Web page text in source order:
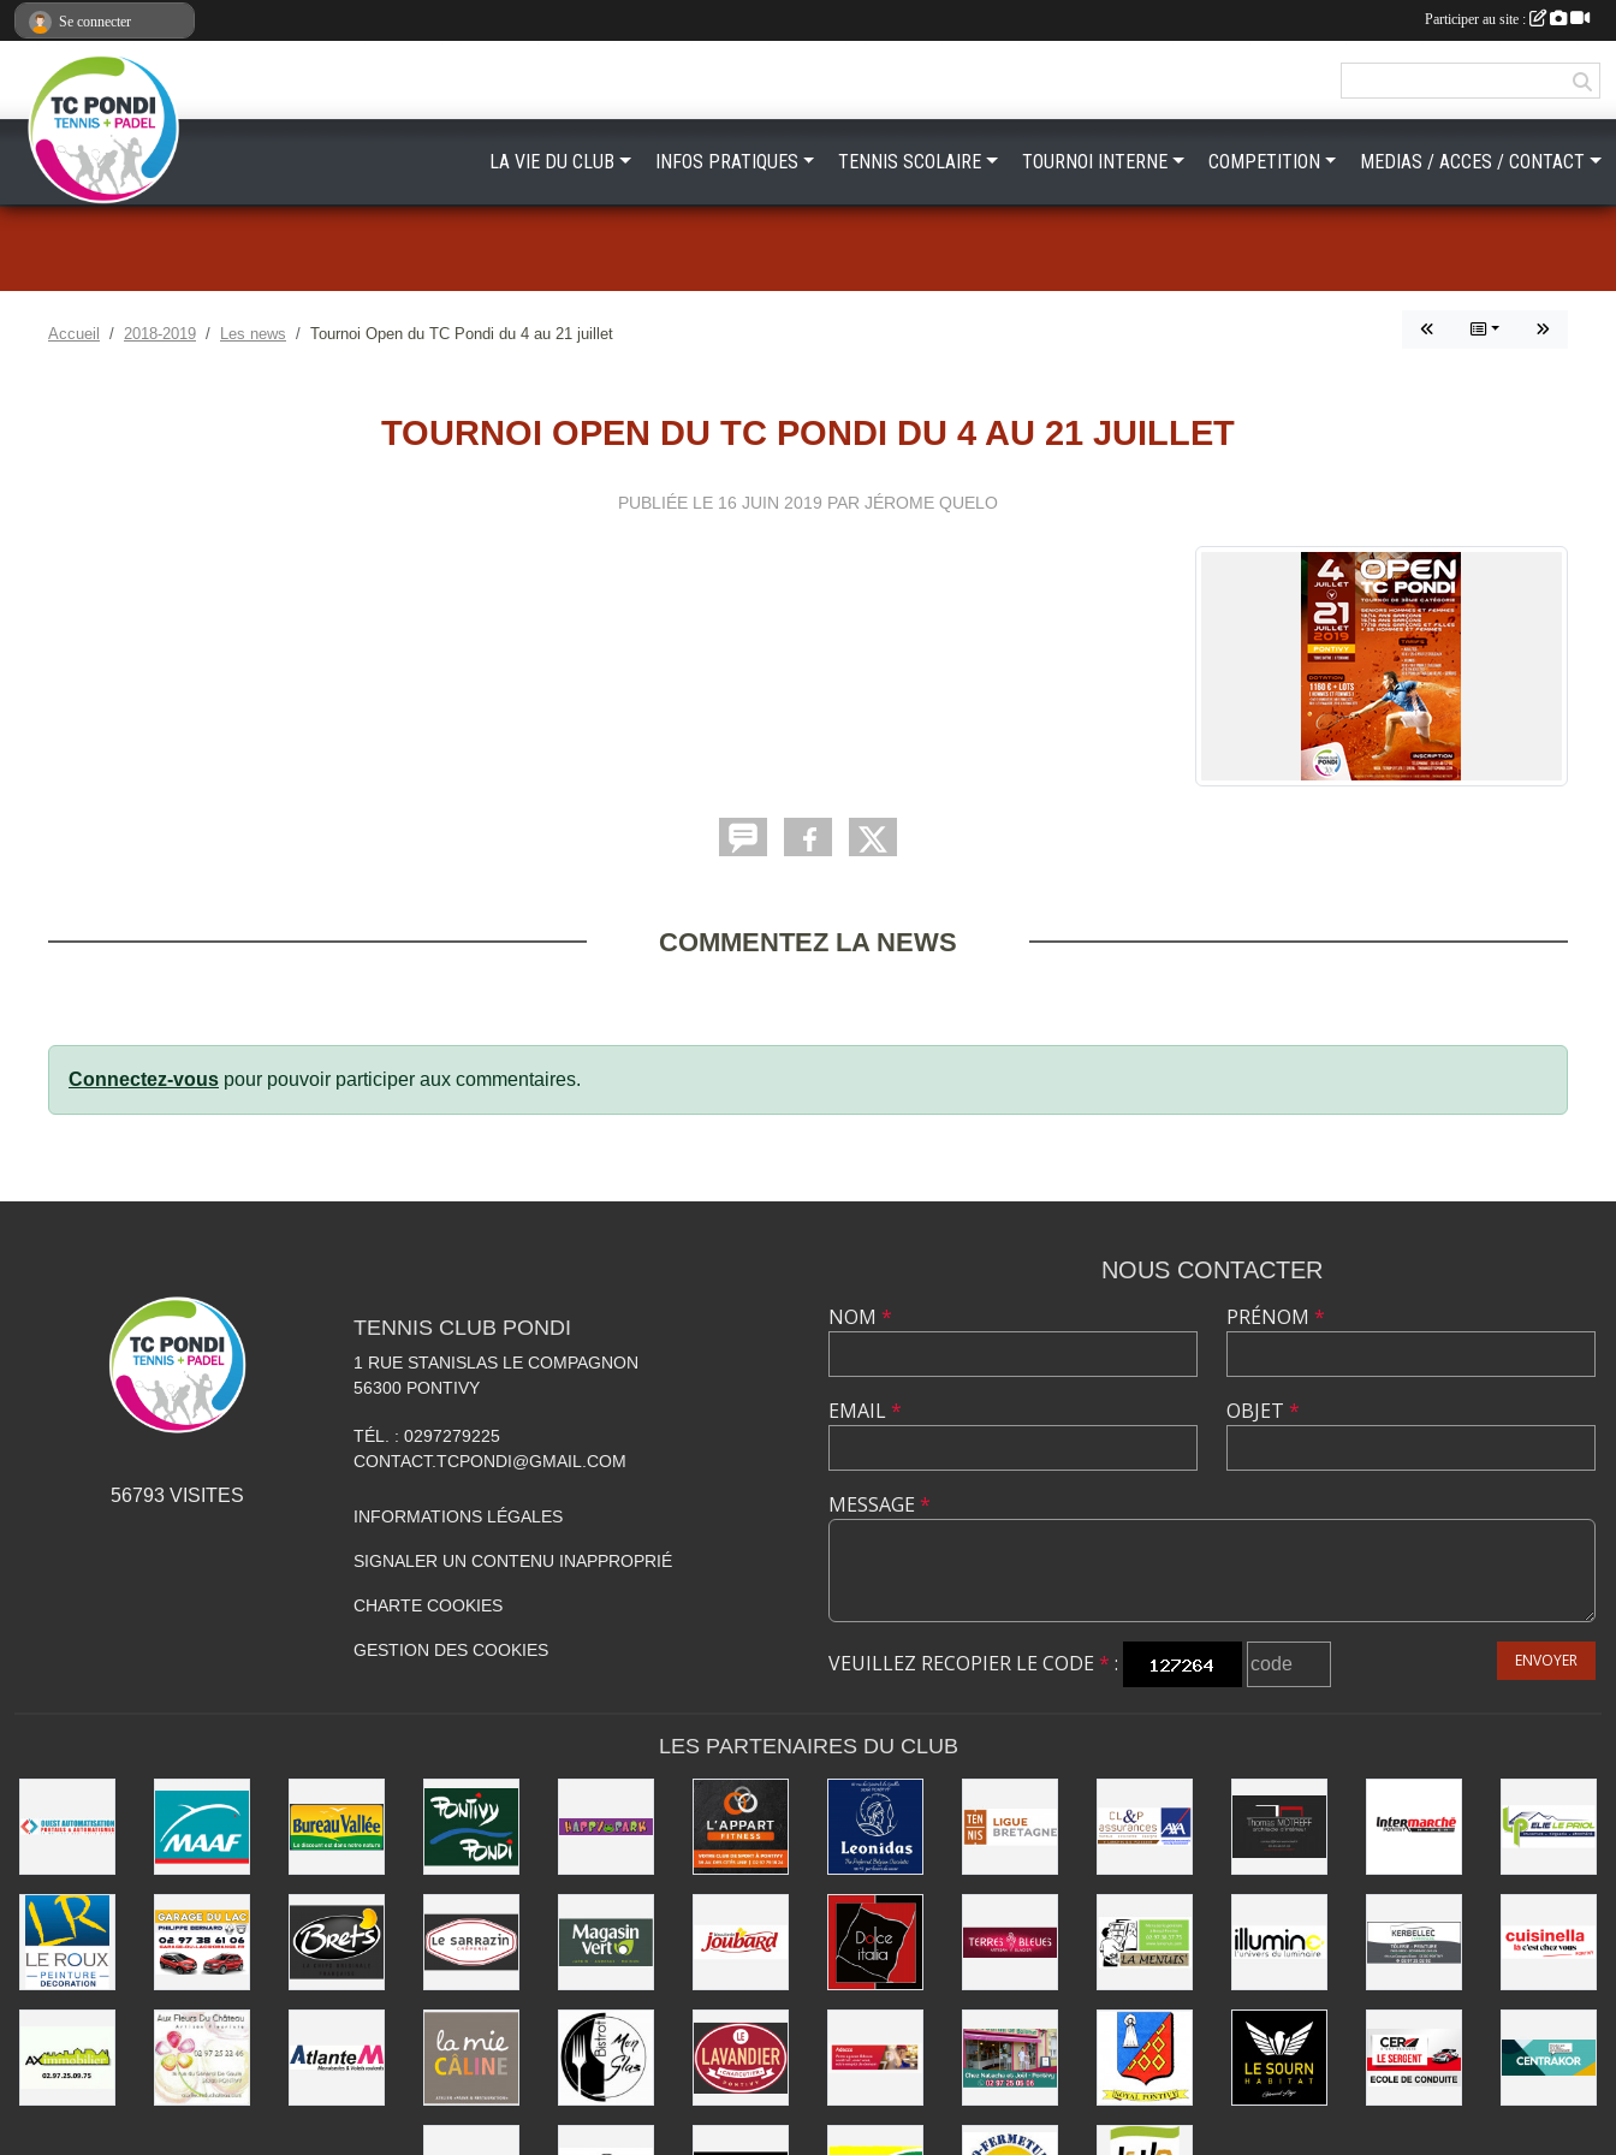
Accueil 2018-2019 Les news Tournoi Open du TC Pondi du 4 au 21 juillet
TOURNOI OPEN DU TC PONDI DU 4 AU 21 JUILLET
PUBLIÉE LE 16 JUIN 2019 PAR JÉROME QUELO
COMMENTEZ LA NEWS
Connectez-vous pour pouvoir participer aux commentaires.
LA VIE DU CLUB INFOS PRATIQUES TENNIS SCOLAIRE TOURNOI INTERNE COMPETITION MEDIAS / ACCES / CONTACT
56793VISITES
TENNIS CLUB PONDI
1 RUE STANISLAS LE COMPAGNON
56300 PONTIVY
TÉL. : 0297279225
CONTACT.TCPONDI@GMAIL.COM
INFORMATIONS LÉGALES
SIGNALER UN CONTENU INAPPROPRIÉ
CHARTE COOKIES
GESTION DES COOKIES
NOUS CONTACTER
NOM *
EMAIL*
PRÉNOM *
OBJET *
MESSAGE *
VEUILLEZ RECOPIER LE CODE * : ENVOYER
LES PARTENAIRES DU CLUB
Se connecter Participer au site :
Panneau de gestion des cookies